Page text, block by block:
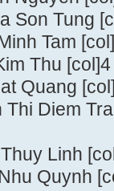
Son Tung
Tam
Thu
Quang
Diem
Linh
Quynh